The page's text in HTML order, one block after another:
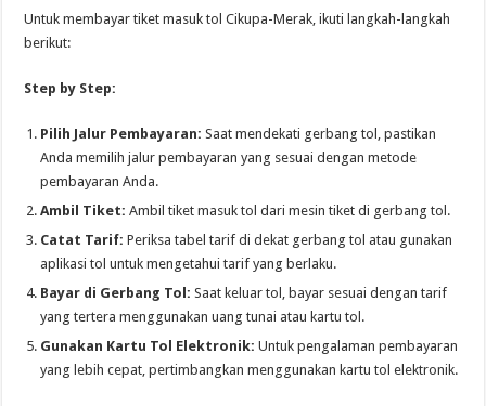
Untuk membayar tiket masuk tol Cikupa-Merak, ikuti langkah-langkah
berikut:
Step by Step:
Pilih Jalur Pembayaran: Saat mendekati gerbang tol, pastikan
Anda memilih jalur pembayaran yang sesuai dengan metode
pembayaran Anda.
Ambil Tiket: Ambil tiket masuk tol dari mesin tiket di gerbang tol.
Catat Tarif: Periksa tabel tarif di dekat gerbang tol atau gunakan
aplikasi tol untuk mengetahui tarif yang berlaku.
Bayar di Gerbang Tol: Saat keluar tol, bayar sesuai dengan tarif
yang tertera menggunakan uang tunai atau kartu tol.
Gunakan Kartu Tol Elektronik: Untuk pengalaman pembayaran
yang lebih cepat, pertimbangkan menggunakan kartu tol elektronik.